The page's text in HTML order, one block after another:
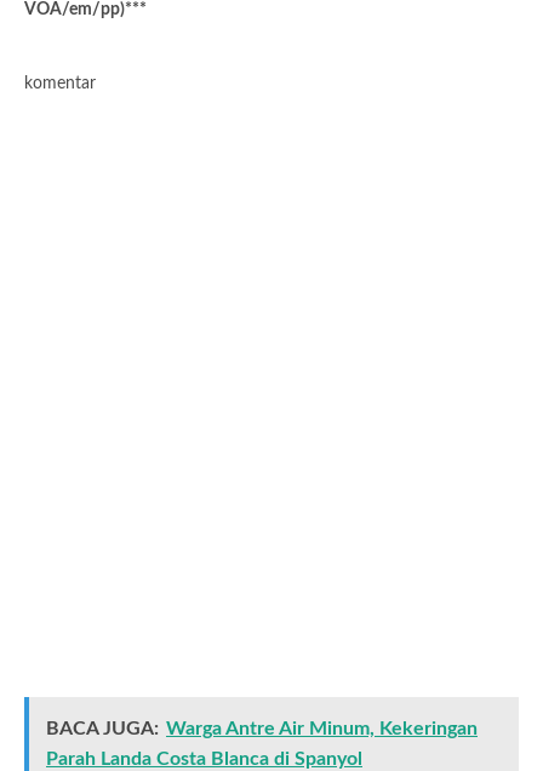
VOA/em/pp)***
komentar
BACA JUGA: Warga Antre Air Minum, Kekeringan
Parah Landa Costa Blanca di Spanyol